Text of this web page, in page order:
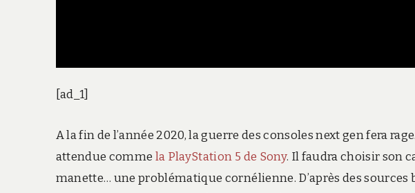
[ad_1]
A la fin de l’année 2020, la guerre des consoles next gen fera
attendue comme la PlayStation 5 de Sony. Il faudra choisir son
manette… une problématique cornélienne. D’après des sources